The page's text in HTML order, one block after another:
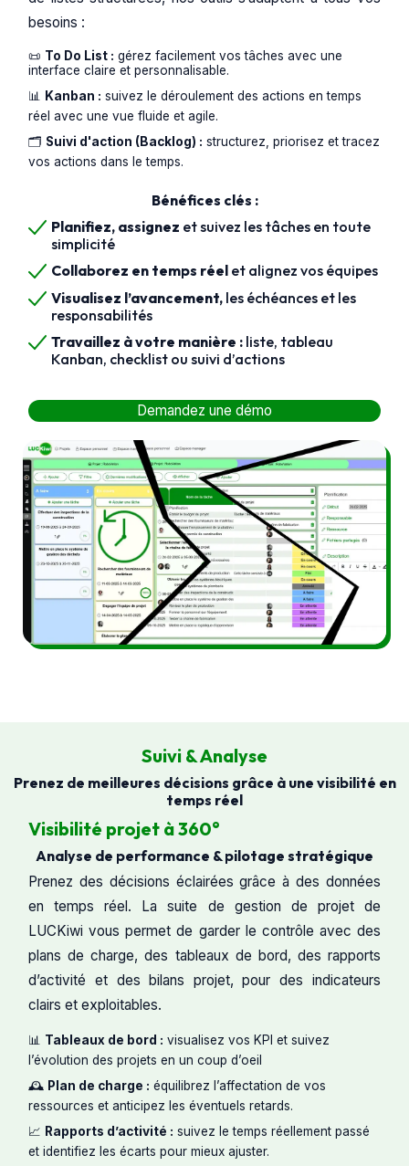
besoins :
📜 To Do List : gérez facilement vos tâches avec une
interface claire et personnalisable.
📊
Kanban : suivez le déroulement des actions en temps
réel avec une vue fluide et agile.
🗂️ Suivi d'action (Backlog) : structurez, priorisez et tracez
vos actions dans le temps.
Bénéfices clés :
Planifiez, assignez et suivez les tâches en toute
simplicité
Collaborez en temps réel et alignez vos équipes
Visualisez l’avancement, les échéances et les
responsabilités
Travaillez à votre manière : liste, tableau
Kanban, checklist ou suivi d’actions
Demandez une démo
Suivi & Analyse
Prenez de meilleures décisions grâce à une visibilité en
temps réel
Visibilité projet à 360°
Analyse de performance & pilotage stratégique
Prenez des décisions éclairées grâce à des données
en temps réel. La suite de gestion de projet de
LUCKiwi vous permet de garder le contrôle avec des
plans de charge, des tableaux de bord, des rapports
d’activité et des bilans projet, pour des indicateurs
clairs et exploitables.
📊 Tableaux de bord : visualisez vos KPI et suivez
l’évolution des projets en un coup d’oeil
🕰️ Plan de charge : équilibrez l’affectation de vos
ressources et anticipez les éventuels retards.
📈 Rapports d’activité : suivez le temps réellement passé
et identifiez les écarts pour mieux ajuster.